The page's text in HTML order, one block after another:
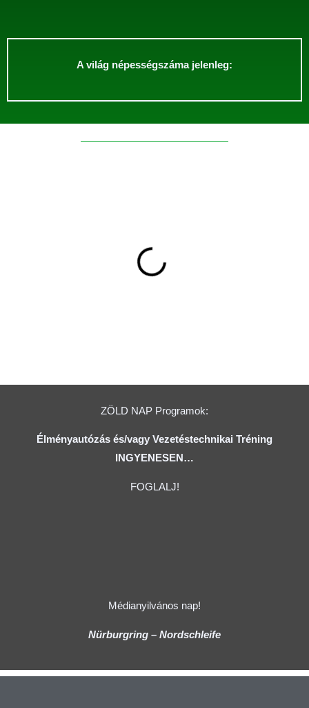
A világ népességszáma jelenleg:
ZÖLD NAP Programok:
Élményautózás és/vagy Vezetéstechnikai Tréning
INGYENESEN…
FOGLALJ!
Médianyilvános nap!
Nürburgring – Nordschleife